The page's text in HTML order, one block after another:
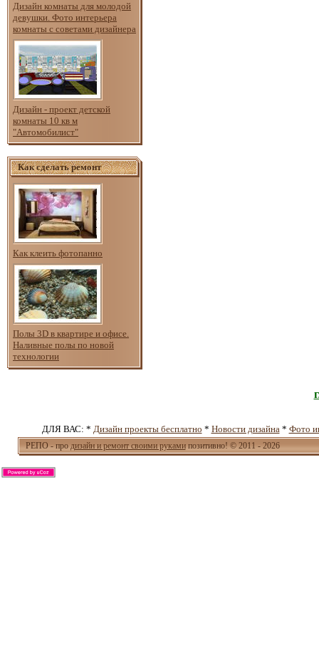
Дизайн комнаты для молодой
девушки. Фото интерьера
комнаты с советами дизайнера
Дизайн - проект детской
комнаты 10 кв м
"Автомобилист"
Как сделать ремонт
Как клеить фотопанно
Полы 3D в квартире и офисе.
Наливные полы по новой
технологии
ДЛЯ ВАС: * Дизайн проекты бесплатно * Новости дизайна* Фото
РЕПО - продизайн и ремонт своими рукамипозитивно! © 2011 - 2026